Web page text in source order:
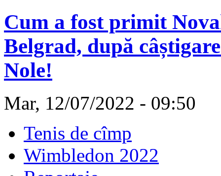
Cum a fost primit
Belgrad, după
Nole!
Mar, 12/07/2022 - 09:50
Tenis de cîmp
Wimbledon 2022